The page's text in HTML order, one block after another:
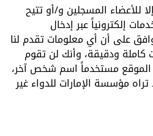
للأعضاء المسجلين و/أو تتيح
إلكترونياً عبر إدخال
على أن أي معلومات تقدم لنا
كاملة ودقيقة، وأنك لن تقوم
الموقع مستخدماً اسم شخص آخر،
مؤسسة الإمارات للدواء غير